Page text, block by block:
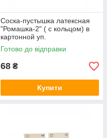
Соска-пустышка латексная
"Ромашка-2" ( с кольцом) в
картонной уп.
Готово до відправки
68 ₴
Купити